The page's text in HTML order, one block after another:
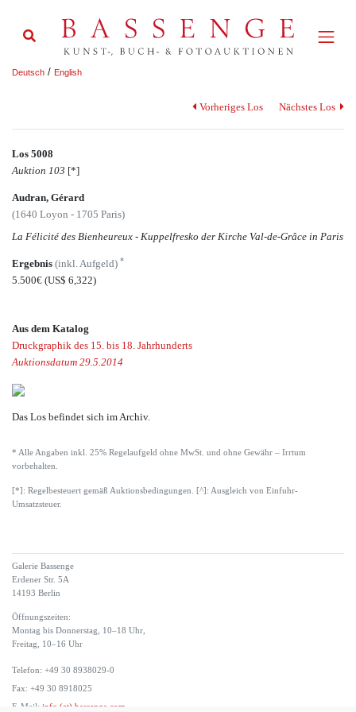
Deutsch / English
Vorheriges Los Nächstes Los
Los 5008
Auktion 103 [*]
Audran, Gérard
(1640 Loyon - 1705 Paris)
La Félicité des Bienheureux - Kuppelfresko der Kirche Val-de-Grâce in Paris
Ergebnis (inkl. Aufgeld) *
5.500€ (US$ 6,322)
Aus dem Katalog
Druckgraphik des 15. bis 18. Jahrhunderts
Auktionsdatum 29.5.2014
Das Los befindet sich im Archiv.
* Alle Angaben inkl. 25% Regelaufgeld ohne MwSt. und ohne Gewähr – Irrtum
vorbehalten.
[*]: Regelbesteuert gemäß Auktionsbedingungen. [^]: Ausgleich von Einfuhr-
Umsatzsteuer.
Galerie Bassenge
Erdener Str. 5A
14193 Berlin
Öffnungszeiten:
Montag bis Donnerstag, 10–18 Uhr,
Freitag, 10–16 Uhr
Telefon: +49 30 8938029-0
Fax: +49 30 8918025
E-Mail: info (at) bassenge.com